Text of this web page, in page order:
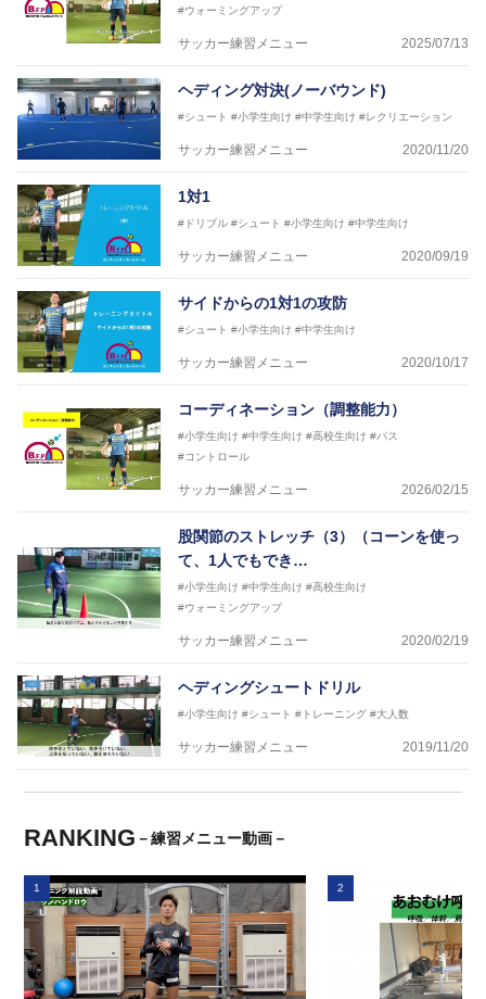
#ウォーミングアップ
サッカー練習メニュー 2025/07/13
ヘディング対決(ノーバウンド)
#シュート #小学生向け #中学生向け #レクリエーション
サッカー練習メニュー 2020/11/20
1対1
#ドリブル #シュート #小学生向け #中学生向け
サッカー練習メニュー 2020/09/19
サイドからの1対1の攻防
#シュート #小学生向け #中学生向け
サッカー練習メニュー 2020/10/17
コーディネーション（調整能力）
#小学生向け #中学生向け #高校生向け #パス
#コントロール
サッカー練習メニュー 2026/02/15
股関節のストレッチ（3）（コーンを使っ
て、1人でもでき…
#小学生向け #中学生向け #高校生向け
#ウォーミングアップ
サッカー練習メニュー 2020/02/19
ヘディングシュートドリル
#小学生向け #シュート #トレーニング #大人数
サッカー練習メニュー 2019/11/20
RANKING －練習メニュー動画－
1 2